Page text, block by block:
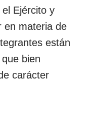
Ejército y
en materia de
están
bien
carácter